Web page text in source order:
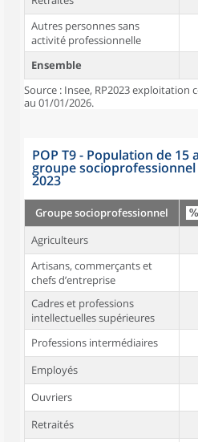
Autres personnes sans
activité professionnelle
Ensemble
Source : Insee, RP2023
au 01/01/2026.
POP T9 - Population de 15
groupe
2023
Groupe socioprofessionnel
Agriculteurs
Artisans, commerçants et
chefs d’entreprise
Cadres et professions
intellectuelles supérieures
Professions intermédiaires
Employés
Ouvriers
Retraités